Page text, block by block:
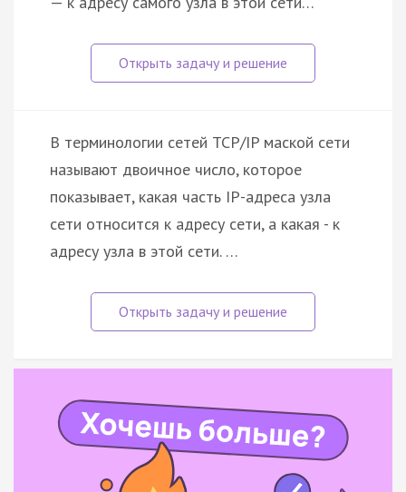
В терминологии сетей TCP/IP маской сети
называют двоичное число, которое
показывает, какая часть IP-адреса узла
сети относится к адресу сети, а какая - к
адресу узла в этой сети. …